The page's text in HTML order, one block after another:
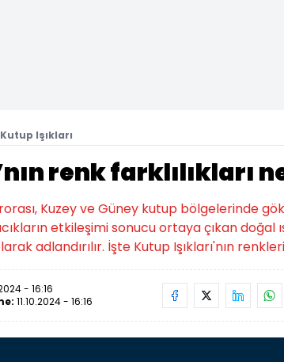
Kutup Işıkları
renk farklılıkları
Kuzey ve Güney kutup bölgelerinde
etkileşimi sonucu ortaya çıkan doğal
adlandırılır. İşte Kutup Işıkları'nın
- 16:16
11.10.2024 - 16:16